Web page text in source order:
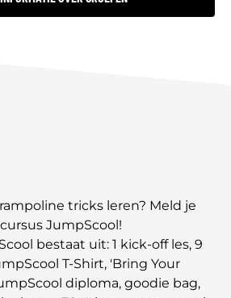
tricks leren? Meld je
JumpScool!
bestaat uit: 1 kick-off les, 9
T-Shirt, 'Bring Your
diploma, goodie bag,